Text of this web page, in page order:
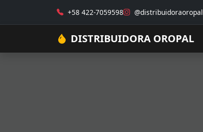
+58 422-7059598 @distribuidoraoropal
DISTRIBUIDORA OROPAL